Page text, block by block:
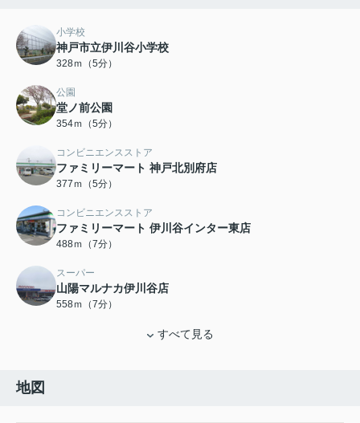
小学校
神戸市立伊川谷小学校
328ｍ（5分）
公園
堂ノ前公園
354ｍ（5分）
コンビニエンスストア
ファミリーマート 神戸北別府店
377ｍ（5分）
コンビニエンスストア
ファミリーマート 伊川谷インター東店
488ｍ（7分）
スーパー
山陽マルナカ伊川谷店
558ｍ（7分）
すべて見る
地図